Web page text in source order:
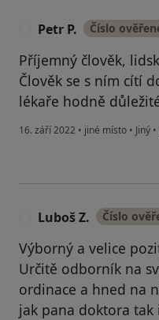
Petr P. Číslo
Příjemný člověk,
Člověk se s ním cítí
lékaře hodně
16. září 2022 • jiné místo • Jiný •
Luboš Z. Číslo
Výborný a velice
Určitě odborník na
ordinace a hned na
jak pana doktora tak